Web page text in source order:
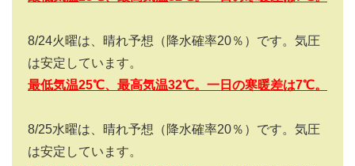
8/24火曜は、晴れ予想（降水確率20％）です。気圧
は安定しています。
最低気温25℃、最高気温32℃。一日の寒暖差は7℃。
8/25水曜は、晴れ予想（降水確率20％）です。気圧
は安定しています。